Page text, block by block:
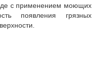
с применением моющих
появления грязных